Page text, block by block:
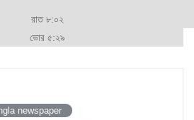
রাত ৮:০২
ভোর ৫:২৯
newspaper